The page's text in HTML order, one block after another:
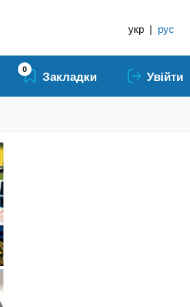
укр | рус
0 Закладки Увійти